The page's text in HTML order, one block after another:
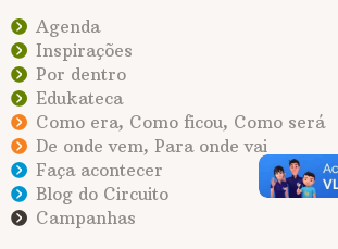
Agenda
Inspirações
Por dentro
Edukateca
Como era, Como ficou, Como será
De onde vem, Para onde vai
Faça acontecer
Blog do Circuito
Campanhas